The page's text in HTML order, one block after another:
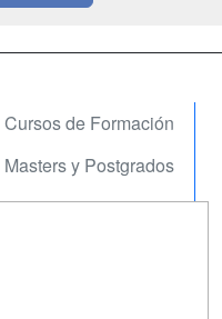
Cursos de Formación
Masters y Postgrados
Cursos FP